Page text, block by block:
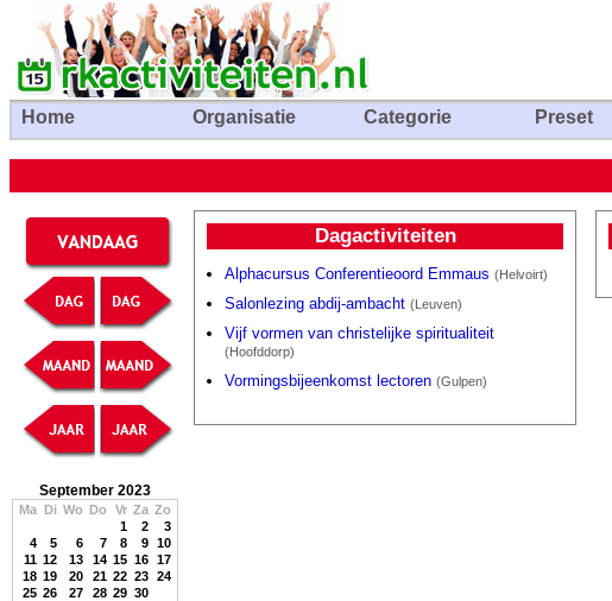
Home Organisatie Categorie Preset
September 2023
Ma Di Wo Do Vr Za Zo
1
2
3
4
5 6 7 8 9 10
11 12 13 14 15 16 17
18 19 20 21 22 23 24
25 26 27 28 29 30
Dagactiviteiten
Alphacursus Conferentieoord Emmaus (Helvoirt)
Salonlezing abdij-ambacht (Leuven)
Vijf vormen van christelijke spiritualiteit
(Hoofddorp)
Vormingsbijeenkomst lectoren (Gulpen)